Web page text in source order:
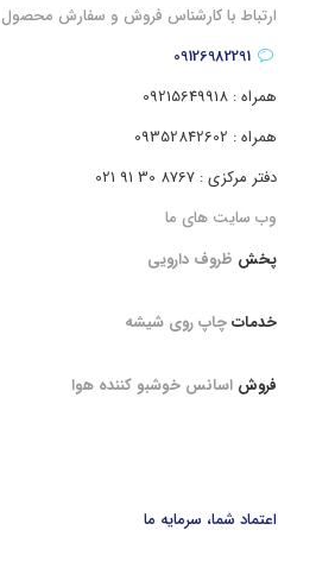
ارتباط با کارشناس فروش و سفارش محصول
09126982291
همراه : 09215649918
همراه : 09352842602
دفتر مرکزی : 8767 30 91 021
وب سایت های ما
پخش ظروف دارویی
خدماتچاپ روی شیشه
فروش اسانس خوشبو کننده هوا
اعتماد شما، سرمایه ما